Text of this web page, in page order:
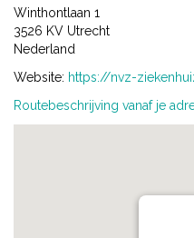
Winthontlaan 1
3526 KV Utrecht
Nederland
Website: https://nvz-
Routebeschrijving vanaf je